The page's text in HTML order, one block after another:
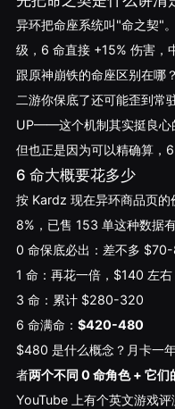
异环把命座系统叫"命之契"
级，6 命直接 +15% 伤害，
跟原神崩铁的命座区别在哪
二游你保底了还可能歪到常
UP——这个机制其实挺良心
但也正是因为可以精确算，
6 命大概要花多少
按 Kardz 现在异环商品页
8%，已售 153 单这种数据
0 命保底必出：差不多 $70-
1 命：再花一倍，$140 左右
3 命：累计 $280-320
6 命满命： $420-480
$480 是什么概念？月卡一
者两个不同 0 命角色 + 它们
YouTube 上有个英文游戏